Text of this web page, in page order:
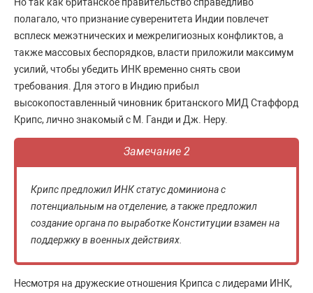
полагало, что признание суверенитета Индии повлечет
всплеск межэтнических и межрелигиозных конфликтов, а
также массовых беспорядков, власти приложили максимум
усилий, чтобы убедить ИНК временно снять свои
требования. Для этого в Индию прибыл
высокопоставленный чиновник британского МИД Стаффорд
Крипс, лично знакомый с М. Ганди и Дж. Неру.
Замечание 2
Крипс предложил ИНК статус доминиона с
потенциальным на отделение, а также предложил
создание органа по выработке Конституции взамен на
поддержку в военных действиях.
Несмотря на дружеские отношения Крипса с лидерами ИНК,